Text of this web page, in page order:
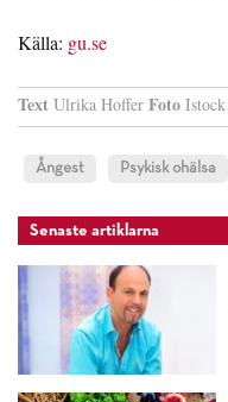
Källa: gu.se
Text Ulrika Hoffer Foto Istock
Ångest Psykisk ohälsa
Senaste artiklarna